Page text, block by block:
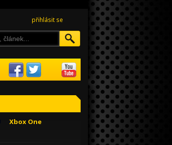
přihlásit se
Xbox One